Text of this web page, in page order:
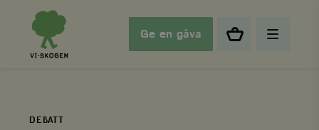
Ge en gåva
DEBATT